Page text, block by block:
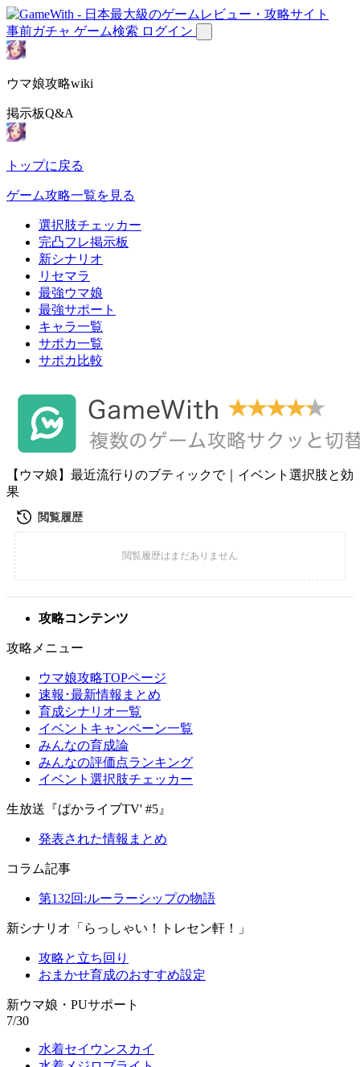
事前ガチャ ゲーム検索 ログイン
ウマ娘攻略wiki
掲示板Q&A
トップに戻る
ゲーム攻略一覧を見る
選択肢チェッカー
完凸フレ掲示板
新シナリオ
リセマラ
最強ウマ娘
最強サポート
キャラ一覧
サポカ一覧
サポカ比較
【ウマ娘】最近流行りのブティックで｜イベント選択肢と効
果
攻略コンテンツ
攻略メニュー
ウマ娘攻略TOPページ
速報･最新情報まとめ
育成シナリオ一覧
イベントキャンペーン一覧
みんなの育成論
みんなの評価点ランキング
イベント選択肢チェッカー
生放送『ぱかライブTV' #5』
発表された情報まとめ
コラム記事
第132回:ルーラーシップの物語
新シナリオ「らっしゃい！トレセン軒！」
攻略と立ち回り
おまかせ育成のおすすめ設定
新ウマ娘・PUサポート
7/30
水着セイウンスカイ